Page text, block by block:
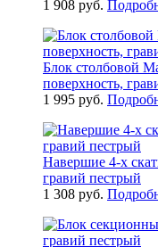
1 908 руб.
Блок столбовой
поверхность,
1 995 руб.
Навершие 4-x
гравий пестрый
1 308 руб.